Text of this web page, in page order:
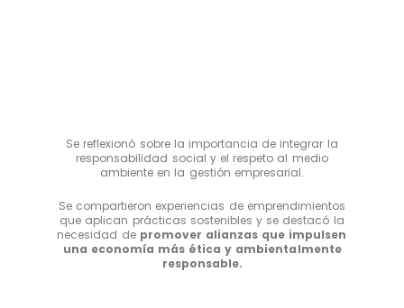
Se reflexionó sobre la importancia de integrar la
responsabilidad social y el respeto al medio
ambiente en la gestión empresarial.
Se compartieron experiencias de emprendimientos
que aplican prácticas sostenibles y se destacó la
necesidad de promover alianzas que impulsen
una economía más ética y ambientalmente
responsable.